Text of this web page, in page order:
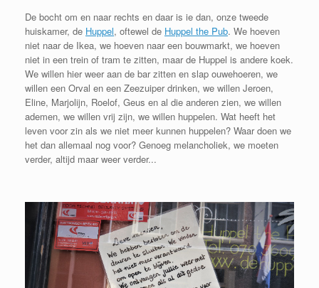
De bocht om en naar rechts en daar is ie dan, onze tweede
huiskamer, de Huppel, oftewel de Huppel the Pub. We hoeven
niet naar de Ikea, we hoeven naar een bouwmarkt, we hoeven
niet in een trein of tram te zitten, maar de Huppel is andere koek.
We willen hier weer aan de bar zitten en slap ouwehoeren, we
willen een Orval en een Zeezuiper drinken, we willen Jeroen,
Eline, Marjolijn, Roelof, Geus en al die anderen zien, we willen
ademen, we willen vrij zijn, we willen huppelen. Wat heeft het
leven voor zin als we niet meer kunnen huppelen? Waar doen we
het dan allemaal nog voor? Genoeg melancholiek, we moeten
verder, altijd maar weer verder...